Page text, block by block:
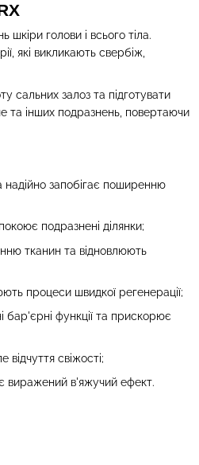
шкіри голови і всього тіла.
які викликають свербіж,
сальних залоз та підготувати
та інших подразнень, повертаючи
надійно запобігає поширенню
подразнені ділянки;
тканин та відновлюють
процеси швидкої регенерації;
бар'єрні функції та прискорює
свіжості;
виражений в'яжучий ефект.